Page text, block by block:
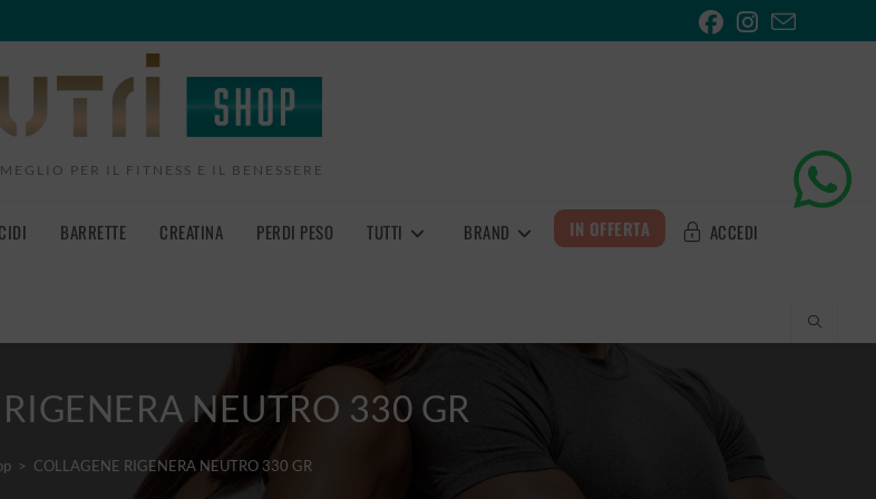
PER IL FITNESS E IL BENESSERE
BARRETTE CREATINA PERDI PESO TUTTI BRAND IN OFFERTA ACCEDI
NEUTRO 330 GR
> COLLAGENE RIGENERA NEUTRO 330 GR